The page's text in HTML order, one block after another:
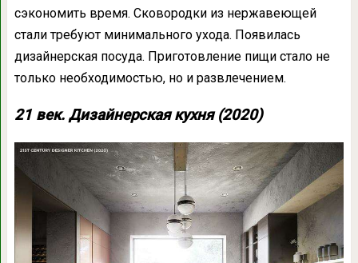
сэкономить время. Сковородки из нержавеющей
стали требуют минимального ухода. Появилась
дизайнерская посуда. Приготовление пищи стало не
только необходимостью, но и развлечением.
21 век. Дизайнерская кухня (2020)